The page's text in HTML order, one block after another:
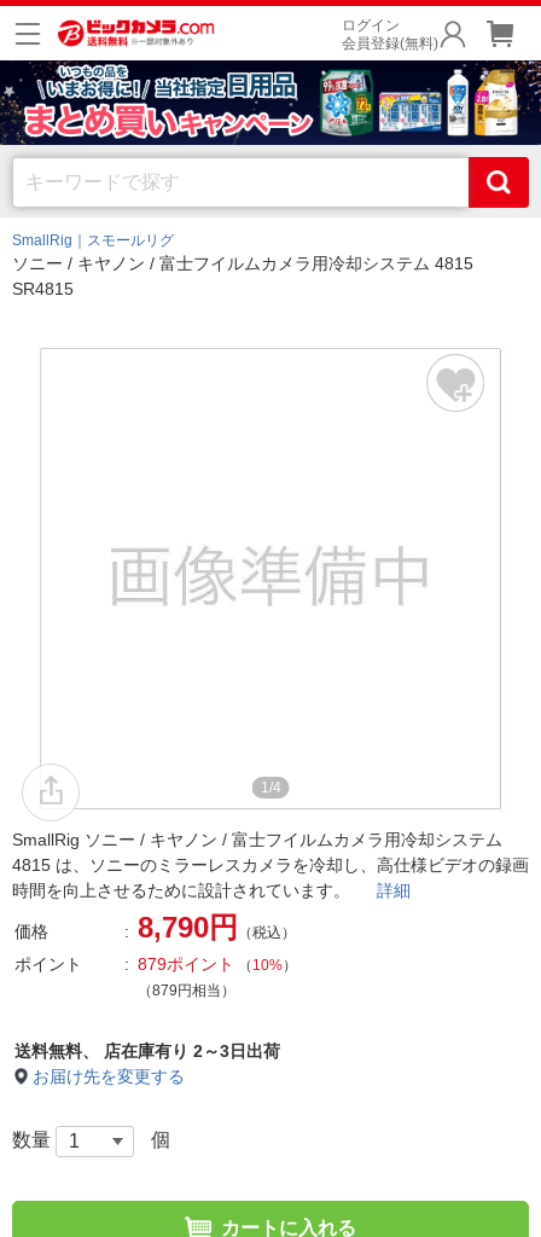
ログイン
会員登録(無料)
SmallRig｜スモールリグ
ソニー / キヤノン / 富士フイルムカメラ用冷却システム 4815
SR4815
1/4
SmallRig ソニー / キヤノン / 富士フイルムカメラ用冷却システム
4815 は、ソニーのミラーレスカメラを冷却し、高仕様ビデオの録画
時間を向上させるために設計されています。 詳細
価格 8,790円 （税込）
ポイント 879ポイント （ 10%）
（879円相当）
送料無料、
店在庫有り 2～3日出荷
お届け先を変更する
数量 個
カートに入れる